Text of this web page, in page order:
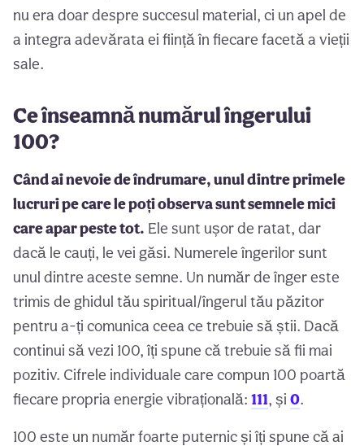
nu era doar despre succesul material, ci un apel de
a integra adevărata ei ființă în fiecare facetă a vieții
sale.
Ce înseamnă numărul îngerului
100?
Când ai nevoie de îndrumare, unul dintre primele
lucruri pe care le poți observa sunt semnele mici
care apar peste tot. Ele sunt ușor de ratat, dar
dacă le cauți, le vei găsi. Numerele îngerilor sunt
unul dintre aceste semne. Un număr de înger este
trimis de ghidul tău spiritual/îngerul tău păzitor
pentru a-ți comunica ceea ce trebuie să știi. Dacă
continui să vezi 100, îți spune că trebuie să fii mai
pozitiv. Cifrele individuale care compun 100 poartă
fiecare propria energie vibrațională: 111, și 0.
100 este un număr foarte puternic și îți spune că ai